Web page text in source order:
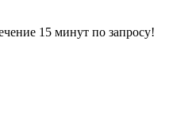
15 минут по запросу!